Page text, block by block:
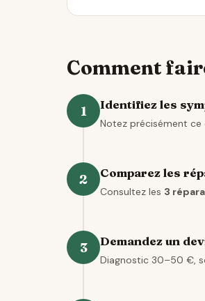
Comment
1 Identifiez les
Notez précisément
2 Comparez les
Consultez les 3
3 Demandez un
Diagnostic 30–50 €,